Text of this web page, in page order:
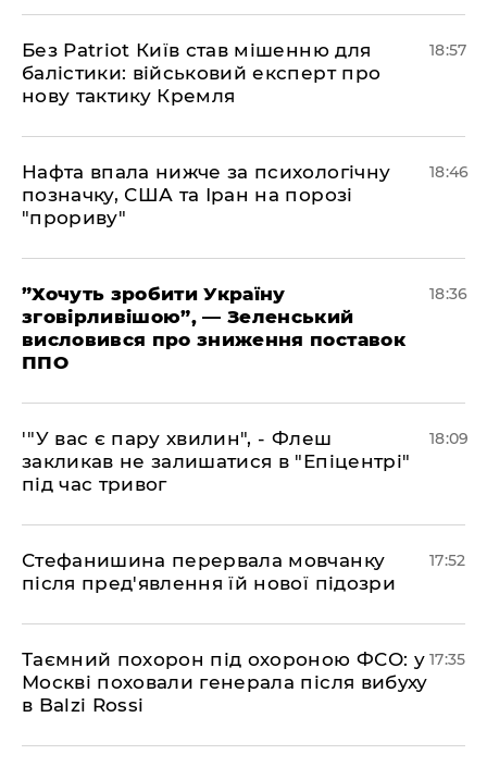
​Без Patriot Київ став мішенню для
балістики: військовий експерт про
нову тактику Кремля
18:57
​Нафта впала нижче за психологічну
позначку, США та Іран на порозі
"прориву"
18:46
​”Хочуть зробити Україну
зговірливішою”, — Зеленський
висловився про зниження поставок
ППО
18:36
​'"У вас є пару хвилин", - Флеш
закликав не залишатися в "Епіцентрі"
під час тривог
18:09
​Стефанишина перервала мовчанку
після пред'явлення їй нової підозри
17:52
​Таємний похорон під охороною ФСО: у
Москві поховали генерала після вибуху
в Balzi Rossi
17:35